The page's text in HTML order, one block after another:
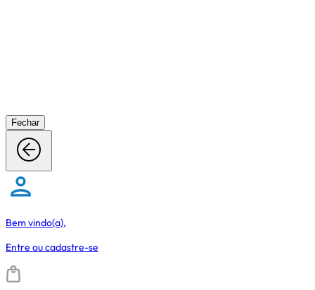
Fechar
Bem vindo(a),
Entre oucadastre-se